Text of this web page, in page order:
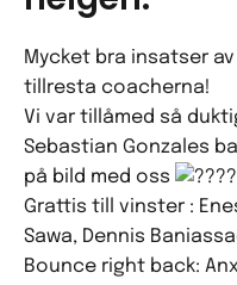
Mycket bra insatser
tillresta coacherna!
Vi var tillåmed så
Sebastian Gonzales
på bild med oss
Grattis till vinster :
Sawa, Dennis
Bounce right back: